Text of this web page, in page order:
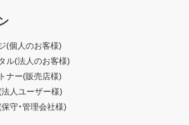
(個人のお客様)
ル(法人のお客様)
ナー(販売店様)
人ユーザー様)
守・管理会社様)